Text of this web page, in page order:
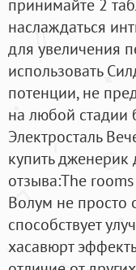
наслаждаться
для увеличения
использовать
потенции, не
на любой стадии
Электросталь
купить дженерик
отзыва:The
Волум не просто
способствует
хасавюрт